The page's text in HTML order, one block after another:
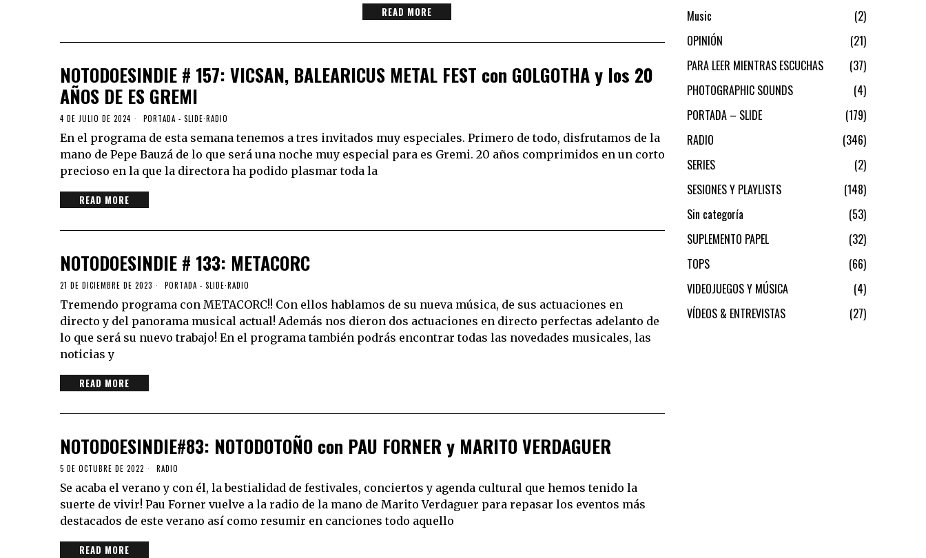
READ MORE
NOTODOESINDIE # 157: VICSAN, BALEARICUS METAL FEST con GOLGOTHA y los 20
AÑOS DE ES GREMI
4 DE JULIO DE 2024 PORTADA - SLIDE·RADIO
En el programa de esta semana tenemos a tres invitados muy especiales. Primero de todo, disfrutamos de la
mano de Pepe Bauzá de lo que será una noche muy especial para es Gremi. 20 años comprimidos en un corto
precioso en la que la directora ha podido plasmar toda la
READ MORE
NOTODOESINDIE # 133: METACORC
21 DE DICIEMBRE DE 2023 PORTADA - SLIDE·RADIO
Tremendo programa con METACORC!! Con ellos hablamos de su nueva música, de sus actuaciones en
directo y del panorama musical actual! Además nos dieron dos actuaciones en directo perfectas adelanto de
lo que será su nuevo trabajo! En el programa también podrás encontrar todas las novedades musicales, las
noticias y
READ MORE
NOTODOESINDIE#83: NOTODOTOÑO con PAU FORNER y MARITO VERDAGUER
5 DE OCTUBRE DE 2022 RADIO
Se acaba el verano y con él, la bestialidad de festivales, conciertos y agenda cultural que hemos tenido la
suerte de vivir! Pau Forner vuelve a la radio de la mano de Marito Verdaguer para repasar los eventos más
destacados de este verano así como resumir en canciones todo aquello
READ MORE
Music
2
OPINIÓN
21
PARA LEER MIENTRAS ESCUCHAS
37
PHOTOGRAPHIC SOUNDS
4
PORTADA – SLIDE
179
RADIO
346
SERIES
2
SESIONES Y PLAYLISTS
148
Sin categoría
53
SUPLEMENTO PAPEL
32
TOPS
66
VIDEOJUEGOS Y MÚSICA
4
VÍDEOS & ENTREVISTAS
27